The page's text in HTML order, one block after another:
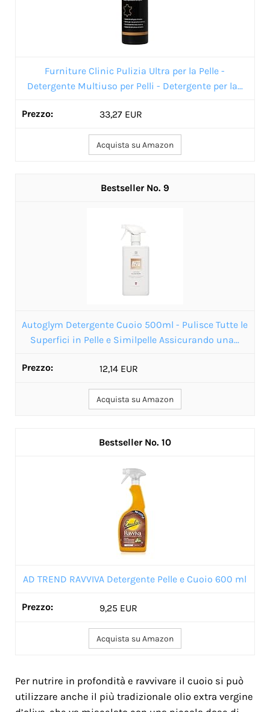
Furniture Clinic Pulizia Ultra per la Pelle -
Detergente Multiuso per Pelli - Detergente per la...
33,27 EUR
Acquista su Amazon
9
Autoglym Detergente Cuoio 500ml - Pulisce Tutte le
Superfici in Pelle e Similpelle Assicurando una...
12,14 EUR
Acquista su Amazon
10
AD TREND RAVVIVA Detergente Pelle e Cuoio 600 ml
9,25 EUR
Acquista su Amazon
Per nutrire in profondità e ravvivare il cuoio si può
utilizzare anche il più tradizionale olio extra vergine